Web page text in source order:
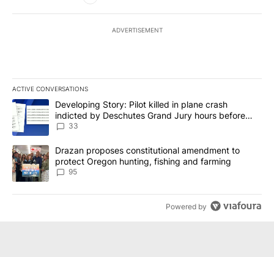
ADVERTISEMENT
ACTIVE CONVERSATIONS
The following is a list of the most commented articles in the last
A trending article titled "Developing Story: Pilot killed in plane
Developing Story: Pilot killed in plane crash
indicted by Deschutes Grand Jury hours before
incident
33
A trending article titled "Drazan proposes constitutional
Drazan proposes constitutional amendment to
protect Oregon hunting, fishing and farming
95
Powered by